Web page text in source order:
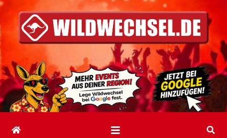
Inhalt
springen